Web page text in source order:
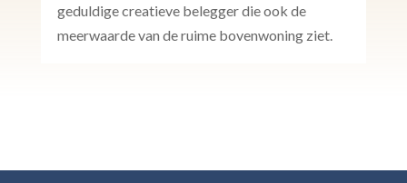
geduldige creatieve belegger die ook de
meerwaarde van de ruime bovenwoning ziet.